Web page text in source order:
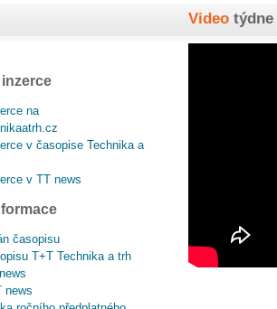
na
v časopise Technika a
v TT news
časopisu
T+T Technika a trh
news
Video týdne